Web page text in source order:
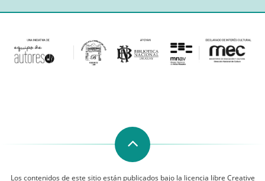
Los contenidos de este sitio están publicados bajo la licencia libre Creative